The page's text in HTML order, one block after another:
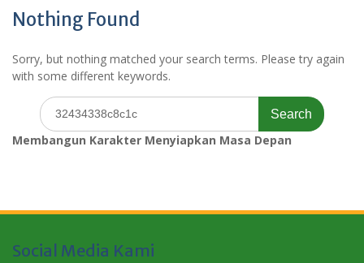
Nothing Found
Sorry, but nothing matched your search terms. Please try again
with some different keywords.
Search
for:
Membangun Karakter Menyiapkan Masa Depan
Social Media Kami